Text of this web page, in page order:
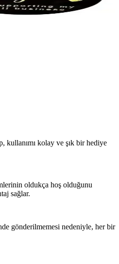
kullanımı kolay ve şık bir hediye
oldukça hoş olduğunu
sağlar.
gönderilmemesi nedeniyle, her bir